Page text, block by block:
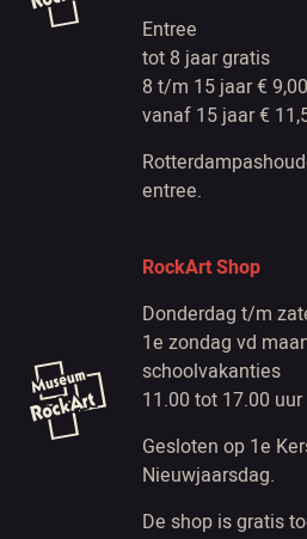
Entree
tot 8 jaar gratis
8 t/m 15 jaar € 9,00
vanaf 15 jaar €
entree.
RockArt Shop
Donderdag t/m
1e zondag vd
schoolvakanties
11.00 tot 17.00 uur
Gesloten op 1e
Nieuwjaarsdag.
De shop is gratis